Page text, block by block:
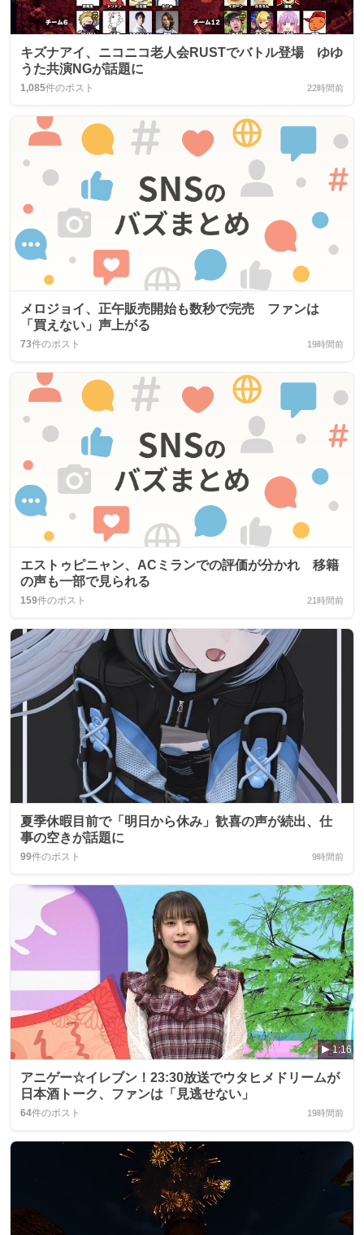
キズナアイ、ニコニコ老人会RUSTでバトル登場 ゆゆ
うた共演NGが話題に
1,085件のポスト 22時間前
メロジョイ、正午販売開始も数秒で完売 ファンは
「買えない」声上がる
73件のポスト 19時間前
エストゥピニャン、ACミランでの評価が分かれ 移籍
の声も一部で見られる
159件のポスト 21時間前
夏季休暇目前で「明日から休み」歓喜の声が続出、仕
事の空きが話題に
99件のポスト 9時間前
1:16
アニゲー☆イレブン！23:30放送でウタヒメドリームが
日本酒トーク、ファンは「見逃せない」
64件のポスト 19時間前